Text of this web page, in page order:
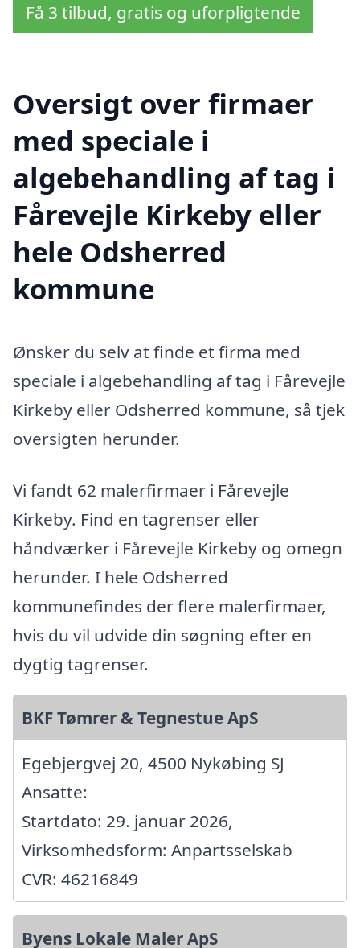
Få 3 tilbud, gratis og uforpligtende
Oversigt over firmaer
med speciale i
algebehandling af tag i
Fårevejle Kirkeby eller
hele Odsherred
kommune
Ønsker du selv at finde et firma med
speciale i algebehandling af tag i Fårevejle
Kirkeby eller Odsherred kommune, så tjek
oversigten herunder.
Vi fandt 62 malerfirmaer i Fårevejle
Kirkeby. Find en tagrenser eller
håndværker i Fårevejle Kirkeby og omegn
herunder. I hele Odsherred
kommunefindes der flere malerfirmaer,
hvis du vil udvide din søgning efter en
dygtig tagrenser.
BKF Tømrer & Tegnestue ApS
Egebjergvej 20, 4500 Nykøbing SJ
Ansatte:
Startdato: 29. januar 2026,
Virksomhedsform: Anpartsselskab
CVR: 46216849
Byens Lokale Maler ApS